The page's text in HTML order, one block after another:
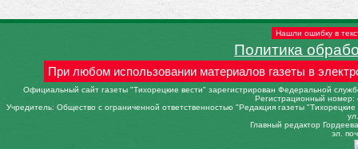
Нашли ошибку в
Политика
При любом использовании материалов газеты в
Официальный сайт газеты "Тихорецкие вести" зарегистрирован Федеральной
Регистрационный
Учредитель: Общество с ограниченной ответственностью "Редакция газеты
Главный редактор
эл.